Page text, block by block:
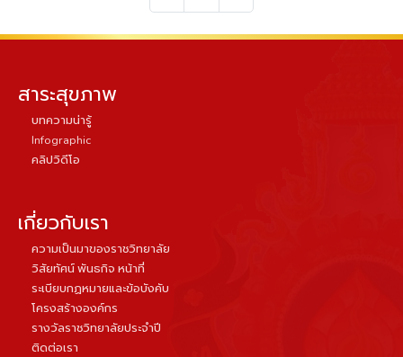
สาระสุขภาพ
บทความน่ารู้
Infographic
คลิปวิดีโอ
เกี่ยวกับเรา
ความเป็นมาของราชวิทยาลัย
วิสัยทัศน์ พันธกิจ หน้าที่
ระเบียบกฏหมายและข้อบังคับ
โครงสร้างองค์กร
รางวัลราชวิทยาลัยประจำปี
ติดต่อเรา